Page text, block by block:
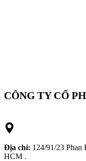
CÔNG TY CỔ
Địa chỉ: 124/91/23 Phan
HCM .